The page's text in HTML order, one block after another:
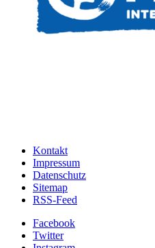
Kontakt
Impressum
Datenschutz
Sitemap
RSS-Feed
Facebook
Twitter